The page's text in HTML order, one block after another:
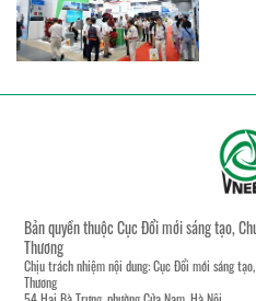
Bản quyền thuộc Cục Đổi mới sáng tạo,
Thương
Chịu trách nhiệm nội dung: Cục Đổi mới sáng
Thương